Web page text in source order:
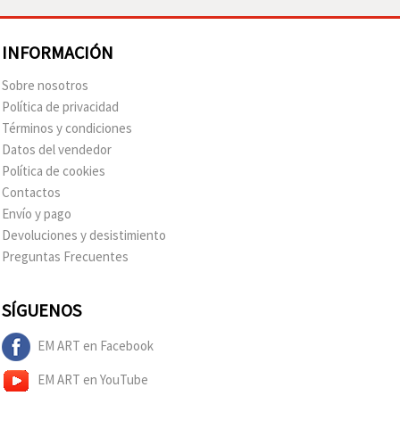
INFORMACIÓN
Sobre nosotros
Política de privacidad
Términos y condiciones
Datos del vendedor
Política de cookies
Contactos
Envío y pago
Devoluciones y desistimiento
Preguntas Frecuentes
SÍGUENOS
EM ART en Facebook
EM ART en YouTube